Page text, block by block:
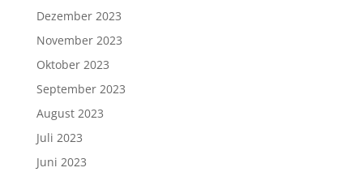
Dezember 2023
November 2023
Oktober 2023
September 2023
August 2023
Juli 2023
Juni 2023